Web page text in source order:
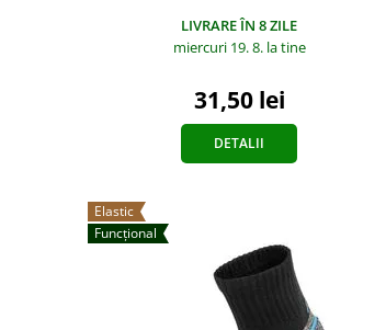
LIVRARE ÎN 8 ZILE
miercuri 19. 8. la tine
31,50 lei
DETALII
Elastic
Funcțional